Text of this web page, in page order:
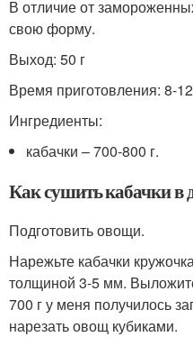
В отличие от
свою форму.
Выход: 50 г
Время приготовления: 8-
Ингредиенты:
кабачки – 700-800 г.
Как сушить кабачки в
Подготовить овощи.
Нарежьте кабачки
толщиной 3-5 мм.
700 г у меня получилось
нарезать овощ кубиками.